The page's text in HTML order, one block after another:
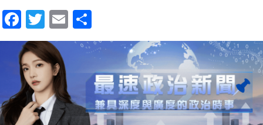
Fa
ce
b
o
o
k
T
wi
tt
er
E
m 享